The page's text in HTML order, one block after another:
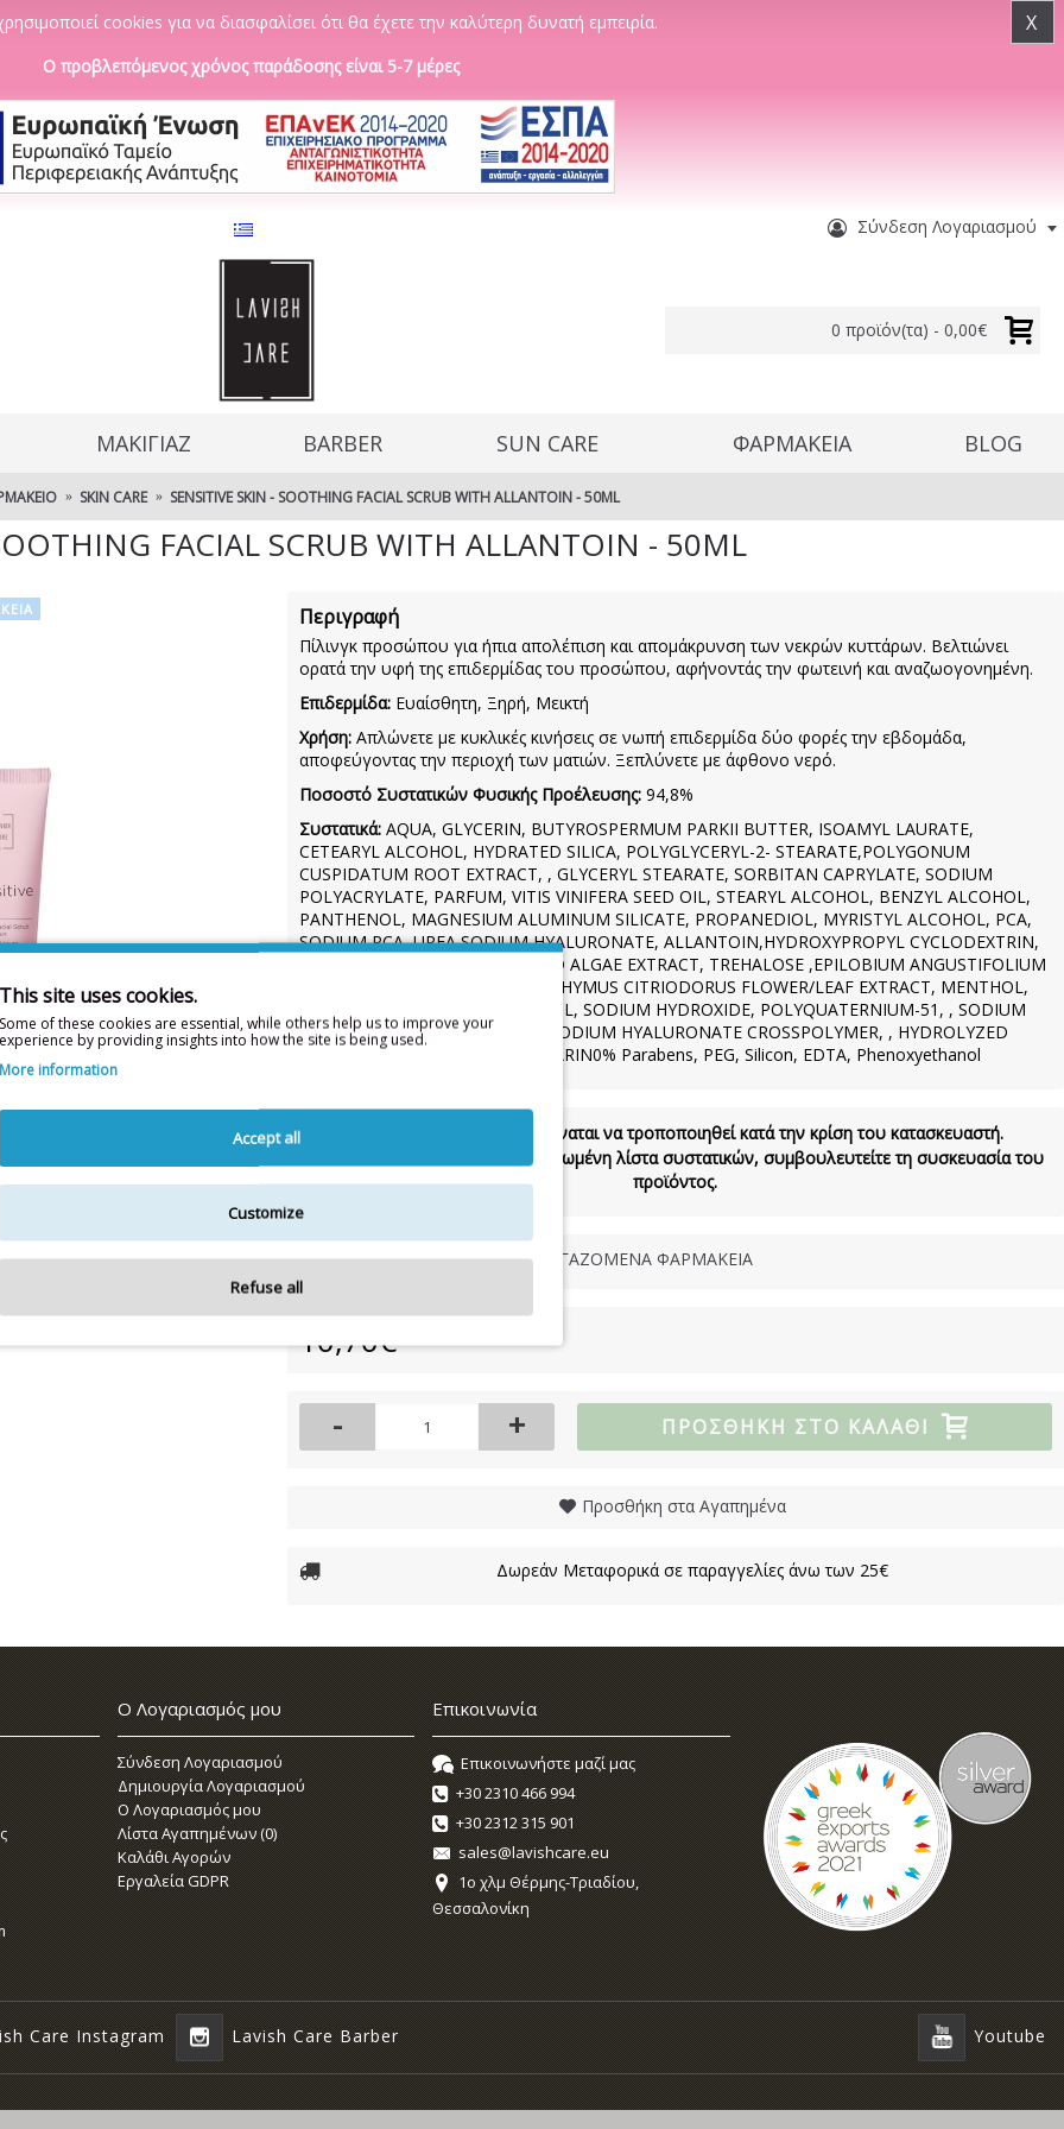
cookies για να διασφαλίσει ότι θα έχετε την καλύτερη δυνατή εμπειρία. X
Ο προβλεπόμενος χρόνος παράδοσης είναι 5-7 μέρες
Σύνδεση Λογαριασμού
0 προϊόν(τα) - 0,00€
ΜΑΚΙΓΙΑΖ BARBER SUN CARE ΦΑΡΜΑΚΕΙΑ BLOG
SKIN CARE SENSITIVE SKIN - SOOTHING FACIAL SCRUB WITH ALLANTOIN - 50ML
FACIAL SCRUB WITH ALLANTOIN - 50ML
Περιγραφή
Πίλινγκ προσώπου για ήπια απολέπιση και απομάκρυνση των νεκρών κυττάρων. Βελτιώνει
ορατά την υφή της επιδερμίδας του προσώπου, αφήνοντάς την φωτεινή και αναζωογονημένη.
Επιδερμίδα:Ευαίσθητη, Ξηρή, Μεικτή
Χρήση:Απλώνετε με κυκλικές κινήσεις σε νωπή επιδερμίδα δύο φορές την εβδομάδα,
αποφεύγοντας την περιοχή των ματιών. Ξεπλύνετε με άφθονο νερό.
Ποσοστό Συστατικών Φυσικής Προέλευσης:94,8%
Συστατικά:AQUA, GLYCERIN, BUTYROSPERMUM PARKII BUTTER, ISOAMYL LAURATE,
CETEARYL ALCOHOL, HYDRATED SILICA, POLYGLYCERYL-2- STEARATE,POLYGONUM
CUSPIDATUM ROOT EXTRACT, , GLYCERYL STEARATE, SORBITAN CAPRYLATE, SODIUM
POLYACRYLATE, PARFUM, VITIS VINIFERA SEED OIL, STEARYL ALCOHOL, BENZYL ALCOHOL,
PANTHENOL, MAGNESIUM ALUMINUM SILICATE, PROPANEDIOL, MYRISTYL ALCOHOL, PCA,
SODIUM PCA, UREA,SODIUM HYALURONATE, ALLANTOIN,HYDROXYPROPYL CYCLODEXTRIN,
SODIUM PHYTATE, HYDROLYZED ALGAE EXTRACT, TREHALOSE ,EPILOBIUM ANGUSTIFOLIUM
FLOWER/LEAF/STEM EXTRACT, THYMUS CITRIODORUS FLOWER/LEAF EXTRACT, MENTHOL,
CITRIC ACID , PENTYLENE GLYCOL, SODIUM HYDROXIDE, POLYQUATERNIUM-51, , SODIUM
ACETYLATED HYALURONATE, , SODIUM HYALURONATE CROSSPOLYMER, , HYDROLYZED
SODIUM HYALURONATE, COUMARIN0% Parabens, PEG, Silicon, EDTA, Phenoxyethanol
Η λίστα συστατικών δύναται να τροποποιηθεί κατά την κρίση του κατασκευαστή.
Για την πιο πλήρη και ενημερωμένη λίστα συστατικών, συμβουλευτείτε τη συσκευασία του
προϊόντος.
Διαθεσιμότητα:ΜΟΝΟ ΣΕ ΣΥΝΕΡΓΑΖΟΜΕΝΑ ΦΑΡΜΑΚΕΙΑ
10,70€
- + ΠΡΟΣΘΉΚΗ ΣΤΟ ΚΑΛΆΘΙ
Προσθήκη στα Αγαπημένα
Δωρεάν Μεταφορικά σε παραγγελίες άνω των 25€
Ο Λογαριασμός μου
Σύνδεση Λογαριασμού
Δημιουργία Λογαριασμού
O Λογαριασμός μου
Λίστα Αγαπημένων (0)
Καλάθι Αγορών
Εργαλεία GDPR
Επικοινωνία
Επικοινωνήστε μαζί μας
+30 2310 466 994
+30 2312 315 901
sales@lavishcare.eu
1o χλμ Θέρμης-Τριαδίου,
Θεσσαλονίκη
Care Instagram Lavish Care Barber Youtube
This site uses cookies.
Some of these cookies are essential, while others help us to improve your
experience by providing insights into how the site is being used.
More information
Accept all
Customize
Refuse all